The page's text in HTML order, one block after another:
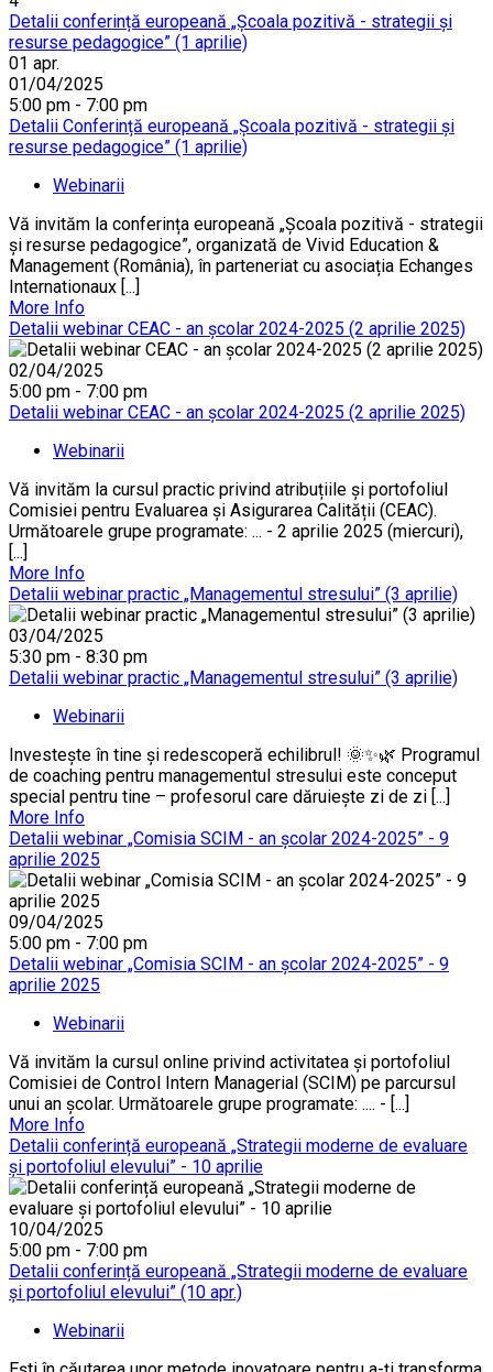
Detalii conferință europeană „Școala pozitivă - strategii și
resurse pedagogice” (1 aprilie)
01 apr.
01/04/2025
5:00 pm - 7:00 pm
Detalii Conferință europeană „Școala pozitivă - strategii și
resurse pedagogice” (1 aprilie)
Webinarii
Vă invităm la conferința europeană „Școala pozitivă - strategii
și resurse pedagogice”, organizată de Vivid Education &
Management (România), în parteneriat cu asociația Echanges
Internationaux [...]
More Info
Detalii webinar CEAC - an școlar 2024-2025 (2 aprilie 2025)
02/04/2025
5:00 pm - 7:00 pm
Detalii webinar CEAC - an școlar 2024-2025 (2 aprilie 2025)
Webinarii
Vă invităm la cursul practic privind atribuțiile și portofoliul
Comisiei pentru Evaluarea și Asigurarea Calității (CEAC).
Următoarele grupe programate: ... - 2 aprilie 2025 (miercuri),
[...]
More Info
Detalii webinar practic „Managementul stresului” (3 aprilie)
03/04/2025
5:30 pm - 8:30 pm
Detalii webinar practic „Managementul stresului” (3 aprilie)
Webinarii
Investește în tine și redescoperă echilibrul! 🌞✨🌿 Programul
de coaching pentru managementul stresului este conceput
special pentru tine – profesorul care dăruiește zi de zi [...]
More Info
Detalii webinar „Comisia SCIM - an școlar 2024-2025” - 9
aprilie 2025
09/04/2025
5:00 pm - 7:00 pm
Detalii webinar „Comisia SCIM - an școlar 2024-2025” - 9
aprilie 2025
Webinarii
Vă invităm la cursul online privind activitatea și portofoliul
Comisiei de Control Intern Managerial (SCIM) pe parcursul
unui an școlar. Următoarele grupe programate: .... - [...]
More Info
Detalii conferință europeană „Strategii moderne de evaluare
și portofoliul elevului” - 10 aprilie
10/04/2025
5:00 pm - 7:00 pm
Detalii conferință europeană „Strategii moderne de evaluare
și portofoliul elevului” (10 apr.)
Webinarii